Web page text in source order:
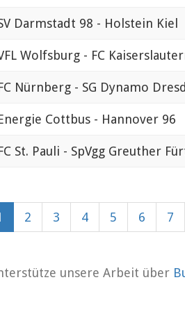
Darmstadt 98 - Holstein Kiel
Wolfsburg - FC
Nürnberg - SG Dynamo
Cottbus - Hannover 96
St. Pauli - SpVgg Greuther
2 3 4 5 6 7
unsere Arbeit über